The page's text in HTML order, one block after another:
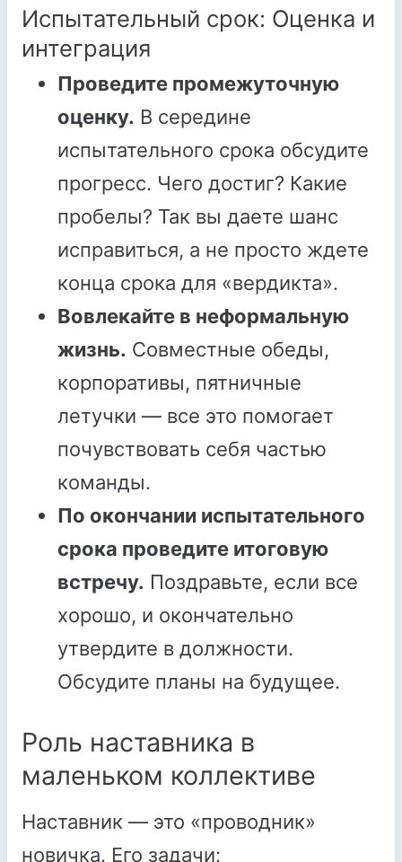
Испытательный срок: Оценка и
интеграция
Проведите промежуточную
оценку. В середине
испытательного срока обсудите
прогресс. Чего достиг? Какие
пробелы? Так вы даете шанс
исправиться, а не просто ждете
конца срока для «вердикта».
Вовлекайте в неформальную
жизнь. Совместные обеды,
корпоративы, пятничные
летучки — все это помогает
почувствовать себя частью
команды.
По окончании испытательного
срока проведите итоговую
встречу. Поздравьте, если все
хорошо, и окончательно
утвердите в должности.
Обсудите планы на будущее.
Роль наставника в
маленьком коллективе
Наставник — это «проводник»
новичка. Его задачи: